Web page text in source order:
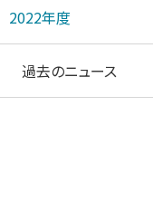
2022年度
過去のニュース